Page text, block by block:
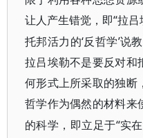
让人产生错觉，即“拉
托邦活力的‘反哲学’说
拉吕埃勒不是要反对和
何形式上所采取的独断
哲学作为偶然的材料来
的科学，即立足于“实